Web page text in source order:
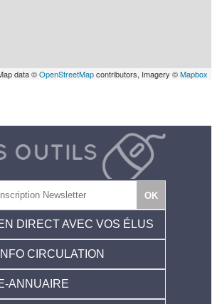
data ©OpenStreetMapcontributors, Imagery ©Mapbox
DIRECT AVEC VOS ÉLUS
INFO CIRCULATION
ANNUAIRE